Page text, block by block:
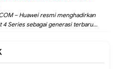
– Huawei resmi menghadirkan
4 Series sebagai generasi terbaru...